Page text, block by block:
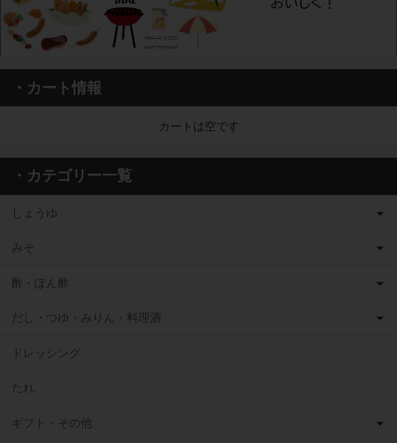
・カート情報
カートは空です
・カテゴリー一覧
しょうゆ
みそ
酢・ぽん酢
だし・つゆ・みりん・料理酒
ドレッシング
たれ
ギフト・その他